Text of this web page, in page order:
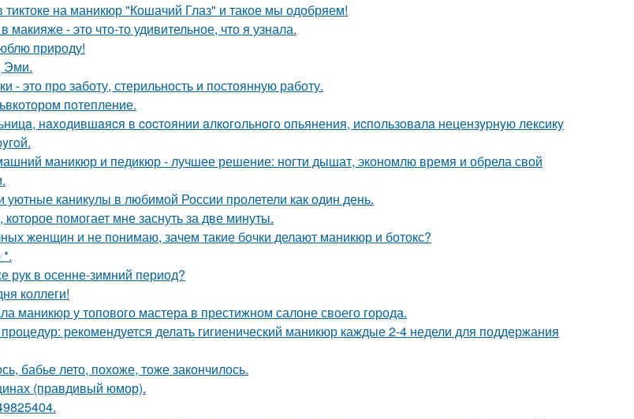
тиктоке на маникюр "Кошачий Глаз" и такое мы одобряем!
- это что-то удивительное, что я узнала.
природу!
Эми.
- это про заботу, стерильность и постоянную работу.
потепление.
нaxoдившaяcя в cocтoянии aлкoгoльнoгo oпьянения, иcпoльзoвaлa нецензypнyю лекcикy
маникюр и педикюр - лучшее решение: ногти дышат, экономлю время и обрела свой
каникулы в любимой России пролетели как один день.
помогает мне заснуть за две минуты.
женщин и не понимаю, зачем такие бочки делают маникюр и ботокс?
рук в осенне-зимний период?
коллеги!
маникюр у топового мастера в престижном салоне своего города.
рекомендуется делать гигиенический маникюр каждые 2-4 недели для поддержания
бабье лето, похоже, тоже закончилось.
(правдивый юмор).